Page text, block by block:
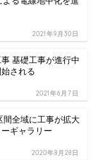
2021年9月30日
基礎工事が進行中
される
2021年6月7日
間全域に工事が拡大
ギャラリー
2020年8月28日